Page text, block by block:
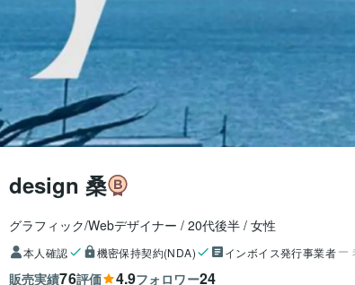
design 桑
グラフィック/Webデザイナー 20代後半 女性
本人確認 機密保持契約(NDA) インボイス発行事業者
販売実績76評価 4.9フォロワー24